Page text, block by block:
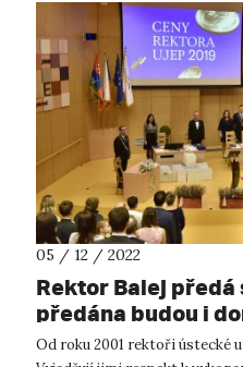
05 / 12 / 2022
Rektor Balej předá
předána budou i
Od roku 2001 rektoři ústecké